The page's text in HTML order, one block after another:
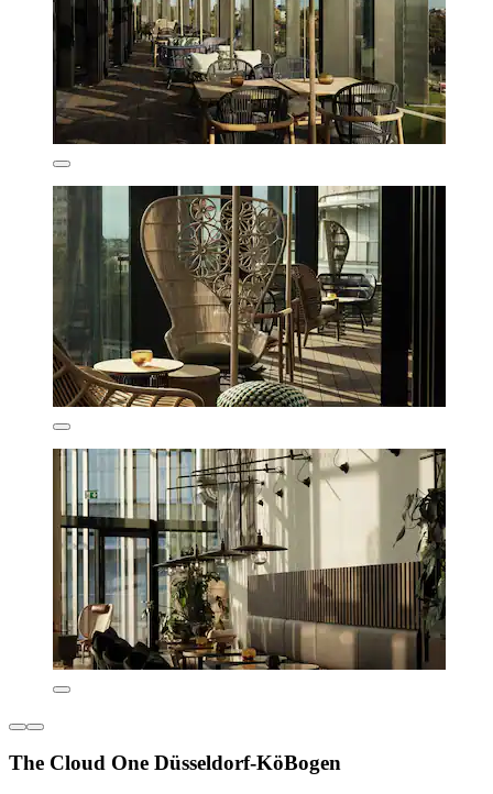
The Cloud One Düsseldorf-KöBogen